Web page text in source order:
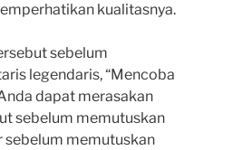
kualitasnya.
sebelum
legendaris, “Mencoba
dapat merasakan
sebelum memutuskan
sebelum memutuskan